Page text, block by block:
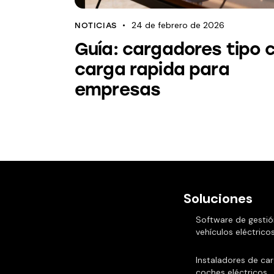
NOTICIAS 24 de febrero de 2026
Guía: cargadores tipo
carga rapida para
empresas
Soluciones
Software de
vehículos
Instaladores de